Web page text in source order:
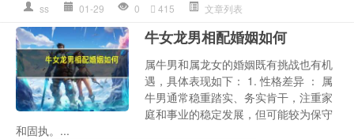
ss 01-29 0 415 文章列表
牛女龙男相配婚姻如何
属牛男和属龙女的婚姻既有挑战也有机
遇，具体表现如下： 1. 性格差异 ： 属
牛男通常稳重踏实、务实肯干，注重家
庭和事业的稳定发展，但可能较为保守
和固执。...